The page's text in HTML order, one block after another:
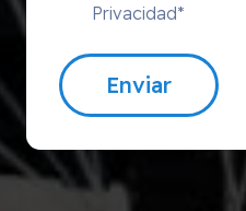
Privacidad*